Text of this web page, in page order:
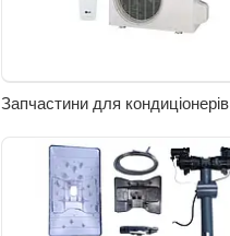
Запчастини для кондиціонерів